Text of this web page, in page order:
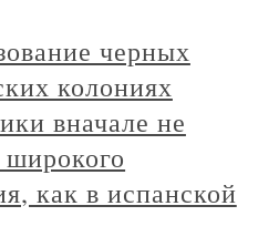
черных
колониях
вначале не
широкого
как в испанской